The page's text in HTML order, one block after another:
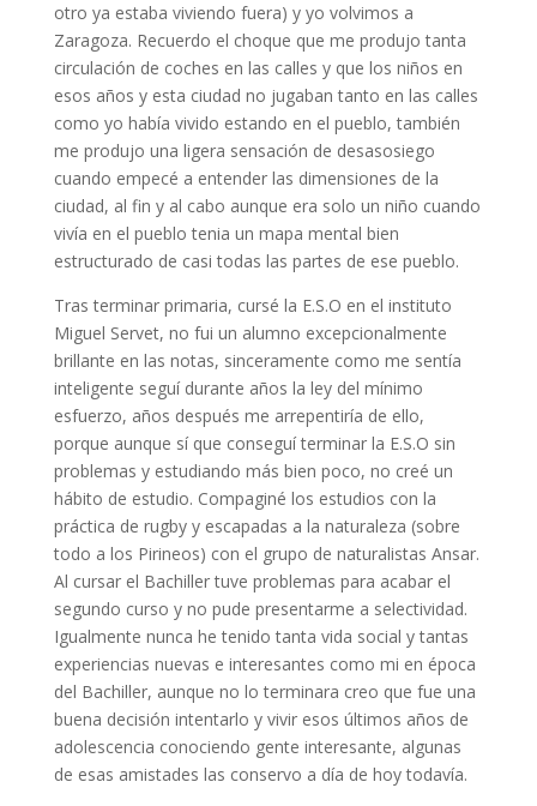
otro ya estaba viviendo fuera) y yo volvimos a
Zaragoza. Recuerdo el choque que me produjo tanta
circulación de coches en las calles y que los niños en
esos años y esta ciudad no jugaban tanto en las calles
como yo había vivido estando en el pueblo, también
me produjo una ligera sensación de desasosiego
cuando empecé a entender las dimensiones de la
ciudad, al fin y al cabo aunque era solo un niño cuando
vivía en el pueblo tenia un mapa mental bien
estructurado de casi todas las partes de ese pueblo.
Tras terminar primaria, cursé la E.S.O en el instituto
Miguel Servet, no fui un alumno excepcionalmente
brillante en las notas, sinceramente como me sentía
inteligente seguí durante años la ley del mínimo
esfuerzo, años después me arrepentiría de ello,
porque aunque sí que conseguí terminar la E.S.O sin
problemas y estudiando más bien poco, no creé un
hábito de estudio. Compaginé los estudios con la
práctica de rugby y escapadas a la naturaleza (sobre
todo a los Pirineos) con el grupo de naturalistas Ansar.
Al cursar el Bachiller tuve problemas para acabar el
segundo curso y no pude presentarme a selectividad.
Igualmente nunca he tenido tanta vida social y tantas
experiencias nuevas e interesantes como mi en época
del Bachiller, aunque no lo terminara creo que fue una
buena decisión intentarlo y vivir esos últimos años de
adolescencia conociendo gente interesante, algunas
de esas amistades las conservo a día de hoy todavía.